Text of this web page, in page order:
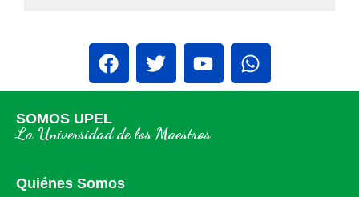
SOMOS UPEL
La Universidad de los Maestros
Quiénes Somos